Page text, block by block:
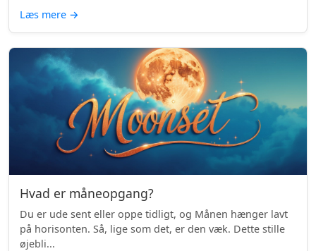
Læs mere →
Hvad er måneopgang?
Du er ude sent eller oppe tidligt, og Månen hænger lavt
på horisonten. Så, lige som det, er den væk. Dette stille
øjebli...